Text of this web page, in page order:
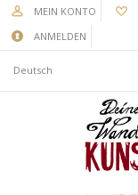
MEIN KONTO
ANMELDEN
Deutsch